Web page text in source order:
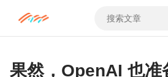
果然，OpenAI 也准